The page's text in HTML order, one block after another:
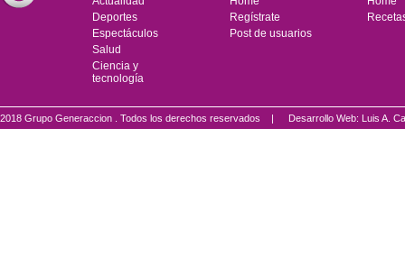
Deportes
Espectáculos
Salud
Ciencia y
tecnología
Regístrate
Post de usuarios
2018 Grupo Generaccion . Todos los derechos reservados | Desarrollo Web: Luis